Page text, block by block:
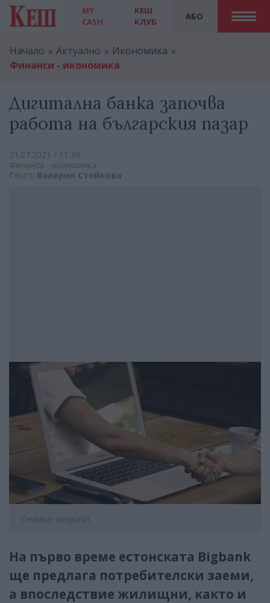
MY
CASH
АБО
КЕШ
КЛУБ
Начало Актуално
Икономика
Финанси - икономика
Дигитална банка започва
работа на българския пазар
21.07.2021 / 11:39
Финанси - икономика
Текст: Валерия Стойкова
Снимка: unsplash
На първо време естонската Віgbаnk
ще предлага потребителски заеми,
а впоследствие жилищни, както и